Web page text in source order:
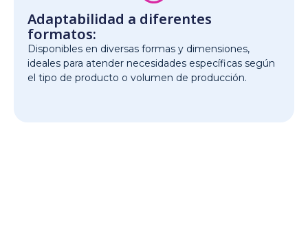
Adaptabilidad a diferentes
formatos:
Disponibles en diversas formas y dimensiones,
ideales para atender necesidades específicas según
el tipo de producto o volumen de producción.